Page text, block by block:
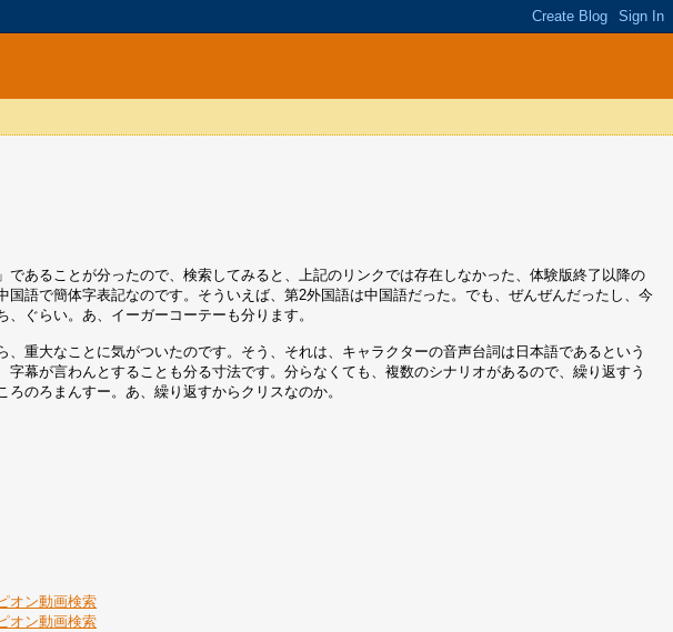
であることが分ったので、検索してみると、上記のリンクでは存在しなかった、体験版終了以降の
国語で簡体字表記なのです。そういえば、第2外国語は中国語だった。でも、ぜんぜんだったし、今
ぐらい。あ、イーガーコーテーも分ります。
重大なことに気がついたのです。そう、それは、キャラクターの音声台詞は日本語であるという
幕が言わんとすることも分る寸法です。分らなくても、複数のシナリオがあるので、繰り返すう
のろまんすー。あ、繰り返すからクリスなのか。
オン動画検索
オン動画検索